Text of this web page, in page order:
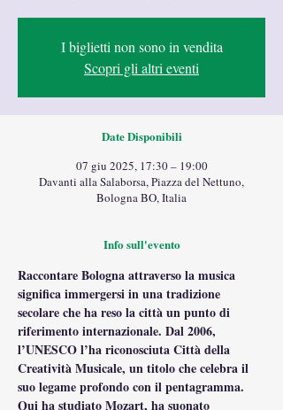
I biglietti non sono in vendita
Scopri gli altri eventi
Date Disponibili
07 giu 2025, 17:30 – 19:00
Davanti alla Salaborsa, Piazza del Nettuno,
Bologna BO, Italia
Info sull'evento
Raccontare Bologna attraverso la musica
significa immergersi in una tradizione
secolare che ha reso la città un punto di
riferimento internazionale. Dal 2006,
l’UNESCO l’ha riconosciuta Città della
Creatività Musicale, un titolo che celebra il
suo legame profondo con il pentagramma.
Qui ha studiato Mozart, ha suonato